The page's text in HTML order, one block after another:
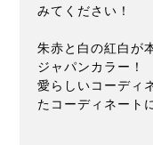
みてください！
朱赤と白の紅白が
ジャパンカラー！
愛らしいコーディ
たコーディネート